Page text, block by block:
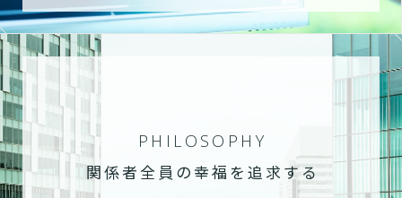
PHILOSOPHY
関係者全員の幸福を追求する